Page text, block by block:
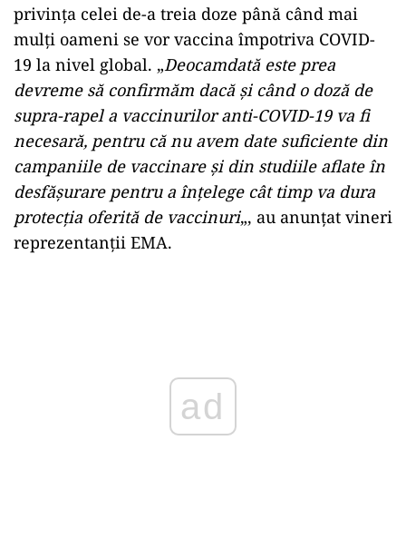
privinţa celei de-a treia doze până când mai
mulţi oameni se vor vaccina împotriva COVID-
19 la nivel global. „Deocamdată este prea
devreme să confirmăm dacă şi când o doză de
supra-rapel a vaccinurilor anti-COVID-19 va fi
necesară, pentru că nu avem date suficiente din
campaniile de vaccinare şi din studiile aflate în
desfăşurare pentru a înţelege cât timp va dura
protecţia oferită de vaccinuri„, au anunţat vineri
reprezentanţii EMA.